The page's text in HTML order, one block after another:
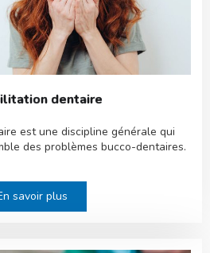
dentaire
est une discipline générale qui
des problèmes bucco-dentaires.
savoir plus